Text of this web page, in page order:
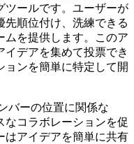
ツールです。ユーザーが
先順位付け、洗練できる
ムを提供します。このア
デアを集めて投票でき
ョンを簡単に特定して開
バーの位置に関係な
なコラボレーションを促
はアイデアを簡単に共有